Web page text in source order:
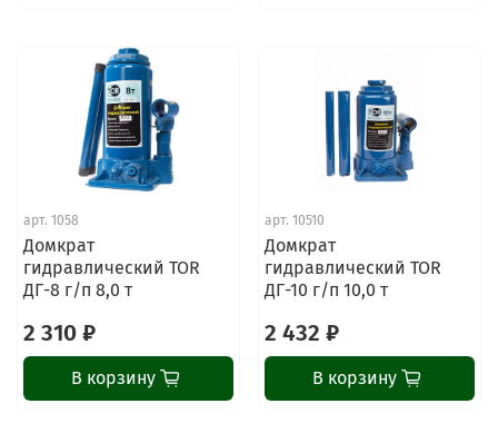
арт. 1058
Домкрат
гидравлический TOR
ДГ-8 г/п 8,0 т
2 310 ₽
В корзину
арт. 10510
Домкрат
гидравлический TOR
ДГ-10 г/п 10,0 т
2 432 ₽
В корзину